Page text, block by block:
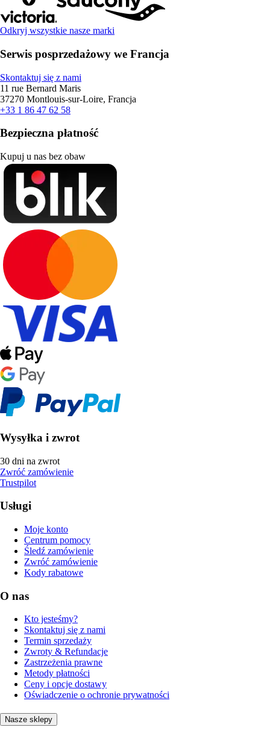
Odkryj wszystkie nasze marki
Serwis posprzedażowy we Francja
Skontaktuj się z nami
11 rue Bernard Maris
37270 Montlouis-sur-Loire, Francja
+33 1 86 47 62 58
Bezpieczna płatność
Kupuj u nas bez obaw
Wysyłka i zwrot
30 dni na zwrot
Zwróć zamówienie
Trustpilot
Usługi
Moje konto
Centrum pomocy
Śledź zamówienie
Zwróć zamówienie
Kody rabatowe
O nas
Kto jesteśmy?
Skontaktuj się z nami
Termin sprzedaży
Zwroty & Refundacje
Zastrzeżenia prawne
Metody płatności
Ceny i opcje dostawy
Oświadczenie o ochronie prywatności
Nasze sklepy